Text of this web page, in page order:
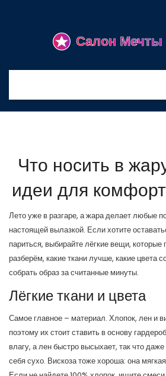
Что носить в
идеи для
Лето уже в разгаре, а жара делает любые
настоящей вылазкой. Если хотите
париться, выбирайте лёгкие вещи,
разберём, какие ткани лучше, какие цвета
собрать образ за считанные минуты.
Лёгкие ткани и цвета
Самое главное – материал. Хлопок, лен и
поэтому их стоит ставить в основу
влагу, а лен быстро высыхает, так что
себя сухо. Вискоза тоже хороша: она